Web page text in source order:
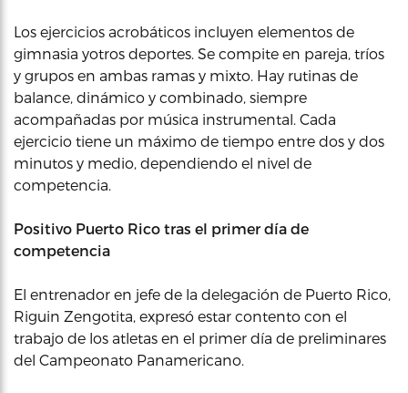
Los ejercicios acrobáticos incluyen elementos de
gimnasia yotros deportes. Se compite en pareja, tríos
y grupos en ambas ramas y mixto. Hay rutinas de
balance, dinámico y combinado, siempre
acompañadas por música instrumental. Cada
ejercicio tiene un máximo de tiempo entre dos y dos
minutos y medio, dependiendo el nivel de
competencia.
Positivo Puerto Rico tras el primer día de
competencia
El entrenador en jefe de la delegación de Puerto Rico,
Riguin Zengotita, expresó estar contento con el
trabajo de los atletas en el primer día de preliminares
del Campeonato Panamericano.